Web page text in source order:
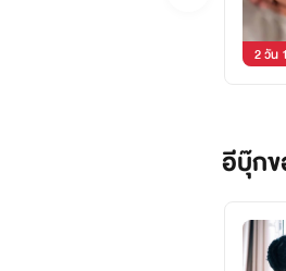
2 วัน
อีบุ๊ก